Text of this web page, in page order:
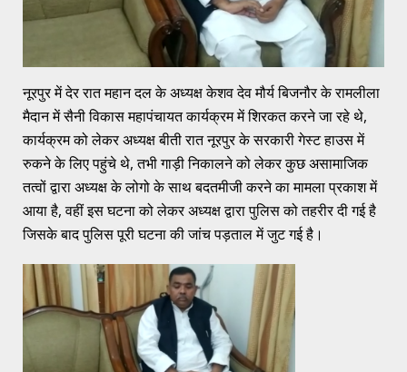
नूरपुर में देर रात महान दल के अध्यक्ष केशव देव मौर्य बिजनौर के रामलीला
मैदान में सैनी विकास महापंचायत कार्यक्रम में शिरकत करने जा रहे थे,
कार्यक्रम को लेकर अध्यक्ष बीती रात नूरपुर के सरकारी गेस्ट हाउस में
रुकने के लिए पहुंचे थे, तभी गाड़ी निकालने को लेकर कुछ असामाजिक
तत्वों द्वारा अध्यक्ष के लोगो के साथ बदतमीजी करने का मामला प्रकाश में
आया है, वहीं इस घटना को लेकर अध्यक्ष द्वारा पुलिस को तहरीर दी गई है
जिसके बाद पुलिस पूरी घटना की जांच पड़ताल में जुट गई है।